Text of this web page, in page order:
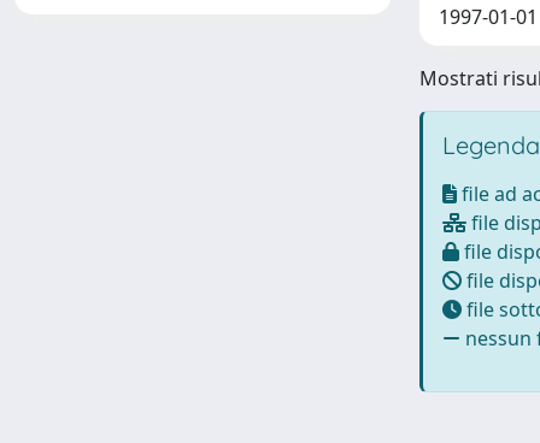
1997-01-
Mostrati
file ad
file
file
file
file
nessun